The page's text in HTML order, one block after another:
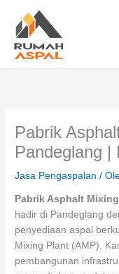
konten
Pabrik
Pandeglang |
Jasa Pengaspalan /
Pabrik Asphalt
hadir di Pandeglang
penyediaan aspal
Mixing Plant (AMP).
pembangunan